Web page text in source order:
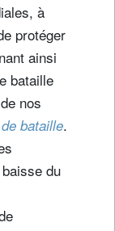
à
protéger
ainsi
bataille
nos
bataille.
du